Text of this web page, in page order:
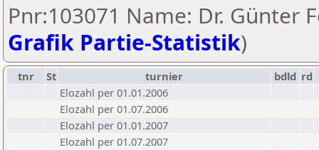
Pnr:103071 Name: Dr. Günter
Grafik Partie-Statistik)
tnr St turnier bdld rd
Elozahl per 01.01.2006
Elozahl per 01.07.2006
Elozahl per 01.01.2007
Elozahl per 01.07.2007